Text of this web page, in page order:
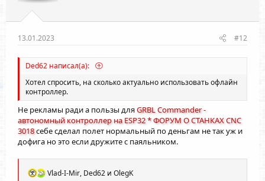
13.01.2023 #12
Ded62 написал(а):
Хотел спросить, на сколько актуально использовать офлайн
контроллер.
Не рекламы ради а пользы дляGRBL Commander -
автономный контроллер на ESP32 * ФОРУМ О СТАНКАХ CNC
3018себе сделал полет нормальный по деньгам не так уж и
дофига но это если дружите с паяльником.
РVlad-I-Mir, Ded62 и OlegK